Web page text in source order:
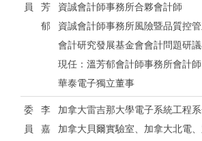
員
芳
郁
資誠會計師事務所合夥會計師
資誠會計師事務所風險暨品質控
會計研究發展基金會會計問題研
現任：溫芳郁會計師事務所會計師
華泰電子獨立董事
委
員
李
嘉
加拿大雷吉那大學電子系統工程
加拿大貝爾實驗室、加拿大北電